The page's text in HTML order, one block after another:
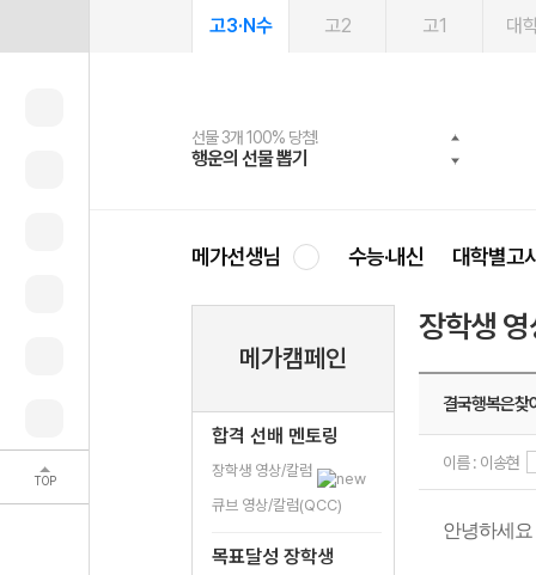
TOP
고3·N수 고2 고1 대
선물 3개 100% 당첨!
행운의 선물 뽑기
선물 100% 증정!
메가스터디 X 올리브
여름방학 스터디 캐시백
메가런 썸머스쿨
2027 러셀 단과
강사 공개선발
스마트러닝앱
설문 EVENT
메가패스
3일 무료 체험권
메가패스 수강생 무료혜택!
메가클럽 멤버십
사회공헌 캠페인
희망이룸 메가나눔
메가선생님 수능·내신 대학별고
메가캠페인
합격 선배 멘토링
장학생 영상/칼럼
큐브 영상/칼럼(QCC)
목표달성 장학생
장학생
결국행복은찾
이름 : 이송현
안녕하세